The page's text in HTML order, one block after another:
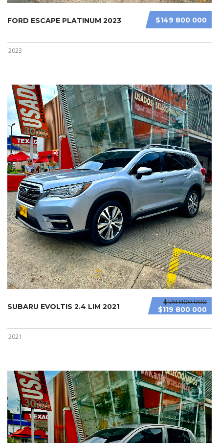
$149 800 000
FORD ESCAPE PLATINUM 2023
2023
$128 800 000
$119 800 000
SUBARU EVOLTIS 2.4 LIM 2021
2021